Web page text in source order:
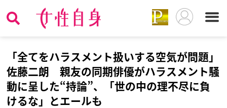
「全てをハラスメント扱いする空気が問題」
佐藤二朗 親友の同期俳優がハラスメント騒
動に呈した“持論”、「世の中の理不尽に負
けるな」とエールも